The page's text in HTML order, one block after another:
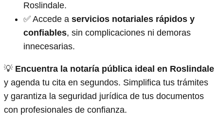
Roslindale.
✅ Accede a servicios notariales rápidos y
confiables, sin complicaciones ni demoras
innecesarias.
💡 Encuentra la notaría pública ideal en Roslindale
y agenda tu cita en segundos. Simplifica tus trámites
y garantiza la seguridad jurídica de tus documentos
con profesionales de confianza.